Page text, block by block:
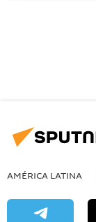
AMÉRICA LATINA